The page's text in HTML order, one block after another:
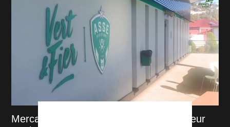
Mercato : Volte-face, l’ASSE voit un joueur